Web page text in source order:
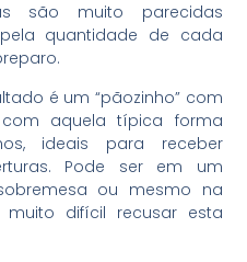
são muito parecidas
quantidade de cada
é um “pãozinho” com
aquela típica forma
ideais para receber
Pode ser em um
ou mesmo na
difícil recusar esta